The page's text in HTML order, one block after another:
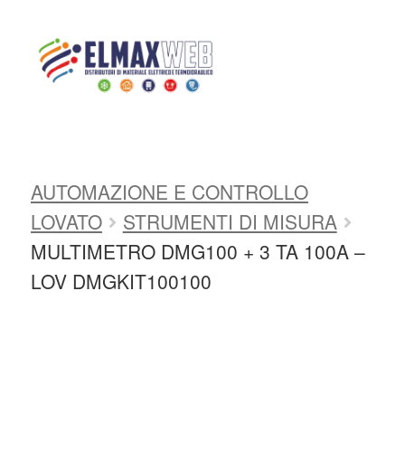
Shop Online
Chi siamo
Preventivo Impianto Elettrico
Home Shop
AUTOMAZIONE E CONTROLLO
LOVATO
STRUMENTI DI MISURA
MULTIMETRO DMG100 + 3 TA 100A –
LOV DMGKIT100100